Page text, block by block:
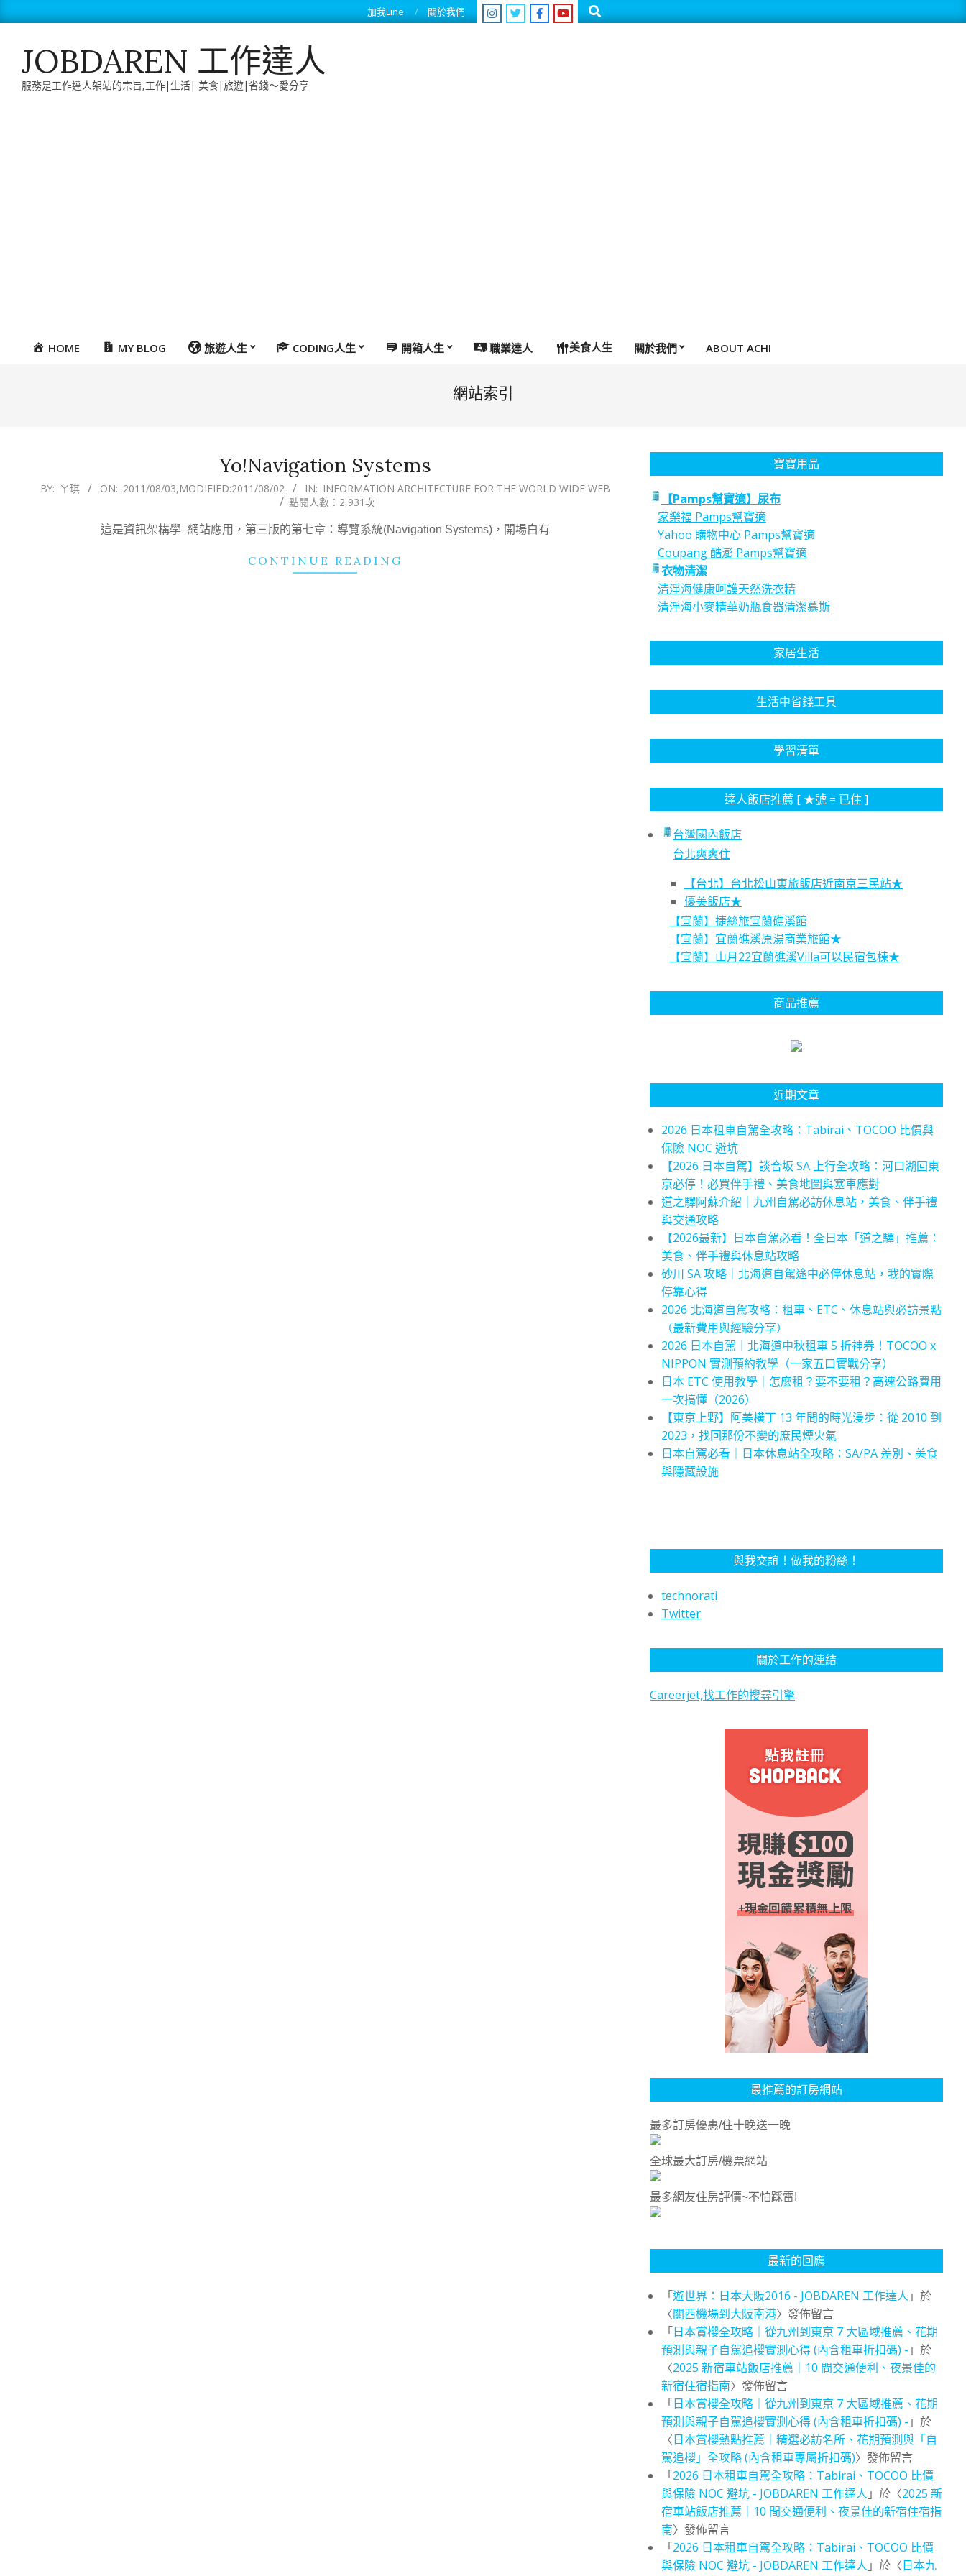
to
加我Line 關於我們 Search
JOBDAREN 工作達人
服務是工作達人架站的宗旨,工作|生活| 美食|旅遊|省錢～愛分享
PrimaryHOME MY BLOG 旅遊人生 CODING人生 開箱人生 職業達人 美食人生 關於我們 ABOUT ACHI
網站索引
Yo!Navigation Systems
2011-
BY: ㄚ琪 ON: 2011/08/03,MODIFIED:2011/08/02 IN: INFORMATION ARCHITECTURE FOR THE WORLD WIDE WEB
點閱人數：2,931次
這是資訊架構學–網站應用，第三版的第七章：導覽系統(Navigation Systems)，開場白有
CONTINUE READING
寶寶用品
【Pamps幫寶適】尿布
家樂福 Pamps幫寶適
Yahoo 購物中心 Pamps幫寶適
Coupang 酷澎 Pamps幫寶適
衣物清潔
清淨海健康呵護天然洗衣精
清淨海小麥精華奶瓶食器清潔慕斯
家居生活
生活中省錢工具
學習清單
達人飯店推薦 [ ★號 = 已住 ]
台灣國內飯店
台北爽爽住
【台北】台北松山東旅飯店近南京三民站★
優美飯店★
【宜蘭】捷絲旅宜蘭礁溪館
【宜蘭】宜蘭礁溪原湯商業旅館★
【宜蘭】山月22宜蘭礁溪Villa可以民宿包棟★
商品推薦
近期文章
2026 日本租車自駕全攻略：Tabirai、TOCOO 比價與
保險 NOC 避坑
【2026 日本自駕】談合坂 SA 上行全攻略：河口湖回東
京必停！必買伴手禮、美食地圖與塞車應對
道之驛阿蘇介紹｜九州自駕必訪休息站，美食、伴手禮
與交通攻略
【2026最新】日本自駕必看！全日本「道之驛」推薦：
美食、伴手禮與休息站攻略
砂川 SA 攻略｜北海道自駕途中必停休息站，我的實際
停靠心得
2026 北海道自駕攻略：租車、ETC、休息站與必訪景點
（最新費用與經驗分享）
2026 日本自駕｜北海道中秋租車 5 折神券！TOCOO x
NIPPON 實測預約教學（一家五口實戰分享）
日本 ETC 使用教學｜怎麼租？要不要租？高速公路費用
一次搞懂（2026）
【東京上野】阿美橫丁 13 年間的時光漫步：從 2010 到
2023，找回那份不變的庶民煙火氣
日本自駕必看｜日本休息站全攻略：SA/PA 差別、美食
與隱藏設施
與我交誼！做我的粉絲！
technorati
Twitter
關於工作的連結
Careerjet,找工作的搜尋引擎
最推薦的訂房網站
最多訂房優惠/住十晚送一晚
全球最大訂房/機票網站
最多網友住房評價~不怕踩雷!
最新的回應
「遊世界：日本大阪2016 - JOBDAREN 工作達人 」於
〈關西機場到大阪南港〉發佈留言
「日本賞櫻全攻略｜從九州到東京 7 大區域推薦、花期
預測與親子自駕追櫻實測心得 (內含租車折扣碼) - 」於
〈2025 新宿車站飯店推薦｜10 間交通便利、夜景佳的
新宿住宿指南〉發佈留言
「日本賞櫻全攻略｜從九州到東京 7 大區域推薦、花期
預測與親子自駕追櫻實測心得 (內含租車折扣碼) - 」於
〈日本賞櫻熱點推薦｜精選必訪名所、花期預測與「自
駕追櫻」全攻略 (內含租車專屬折扣碼)〉發佈留言
「2026 日本租車自駕全攻略：Tabirai、TOCOO 比價
與保險 NOC 避坑 - JOBDAREN 工作達人 」於〈2025 新
宿車站飯店推薦｜10 間交通便利、夜景佳的新宿住宿指
南〉發佈留言
「2026 日本租車自駕全攻略：Tabirai、TOCOO 比價
與保險 NOC 避坑 - JOBDAREN 工作達人 」於〈日本九